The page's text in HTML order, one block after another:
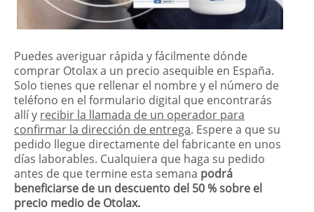
Puedes averiguar rápida y fácilmente dónde
comprar Otolax a un precio asequible en España.
Solo tienes que rellenar el nombre y el número de
teléfono en el formulario digital que encontrarás
allí y recibir la llamada de un operador para
confirmar la dirección de entrega. Espere a que su
pedido llegue directamente del fabricante en unos
días laborables. Cualquiera que haga su pedido
antes de que termine esta semana podrá
beneficiarse de un descuento del 50 % sobre el
precio medio de Otolax.